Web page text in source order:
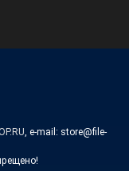
, e-mail: store@file-